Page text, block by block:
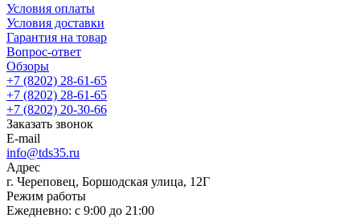
Условия оплаты
Условия доставки
Гарантия на товар
Вопрос-ответ
Обзоры
+7 (8202) 28‑61-65
+7 (8202) 28‑61-65
+7 (8202) 20‑30-66
Заказать звонок
E-mail
info@tds35.ru
Адрес
г. Череповец, Боршодская улица, 12Г
Режим работы
Ежедневно: с 9:00 до 21:00